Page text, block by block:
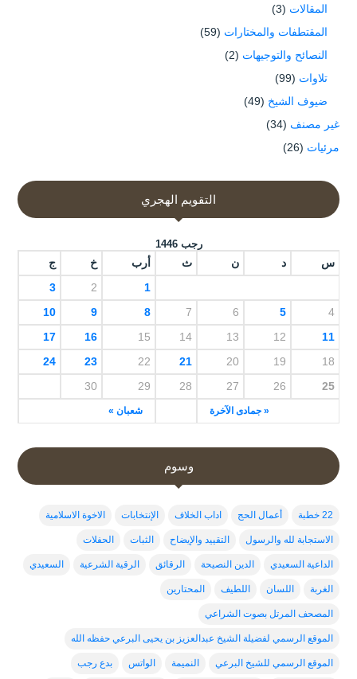
المقالات (3)
المقتطفات والمختارات (59)
النصائح والتوجيهات (2)
تلاوات (99)
ضيوف الشيخ (49)
غير مصنف (34)
مرئيات (26)
التقويم الهجري
رجب 1446
س د ن ث أرب خ ج
« جمادى الآخرة شعبان »
1
2
3
4
5
6
7
8
9
10
11
12
13
14
15
16
17
18
19
20
21
22
23
24
25
26
27
28
29
30
وسوم
22 خطبة أعمال الحج اداب الخلاف الإنتخابات الاخوة الاسلامية
الاستجابة لله والرسول التقييد والإيضاح الثبات الحفلات
الداعية السعيدي الدين النصيحة الرقائق الرقية الشرعية السعيدي
الغربة اللسان اللطيف المحتارين
المصحف المرتل بصوت الشراعي
الموقع الرسمي لفضيلة الشيخ عبدالعزيز بن يحيى البرعي حفظه الله
الموقع الرسمي للشيخ البرعي النميمة الواتس بدع رجب